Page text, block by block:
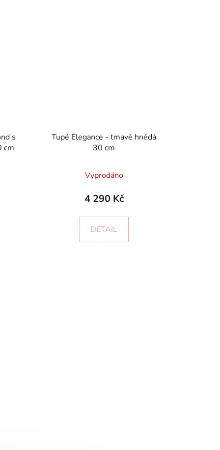
s
cm
Tupé Elegance - tmavě hnědá
30 cm
Vyprodáno
4 290 Kč
DETAIL